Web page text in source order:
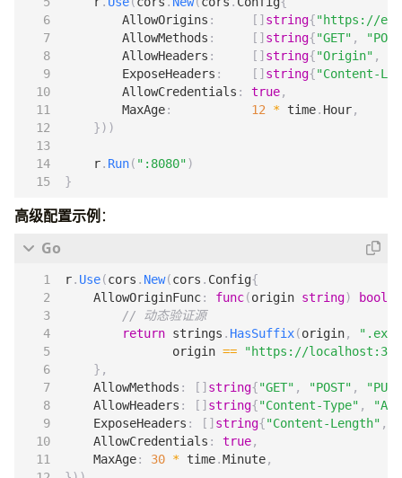
AllowOrigins : [] string{"https://
AllowMethods : [] string{"GET" ,
AllowHeaders : [] string{"Origin" ,
ExposeHeaders : [] string{"Content-
AllowCredentials : true,
MaxAge: 12 * time. Hour,
}))
r. Run( ":8080")
}
高级配置示例 ：
r. Use(cors . New(cors . Config{
AllowOriginFunc: func(origin string) bool
// 动态验证源
return strings . HasSuffix(origin,
origin ==
"https://
},
AllowMethods : [] string{"GET" , "POST" ,
"PUT"
AllowHeaders : [] string{"Content-Type" ,
ExposeHeaders : [] string{"Content-Length" ,
AllowCredentials : true,
MaxAge: 30 * time.Minute,